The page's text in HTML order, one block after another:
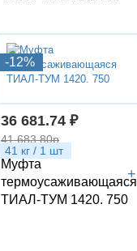
-12%
41 кг / 1 шт
36 681.74 ₽
+
41 683.80р
Муфта
термоусаживающаяся
ТИАЛ-ТУМ 1420. 750